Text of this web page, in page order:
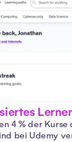
4 % der
bei Udemy